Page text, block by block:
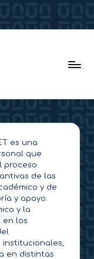
es una
que
proceso
de las
y de
y apoyo.
y la
en los
en distintas